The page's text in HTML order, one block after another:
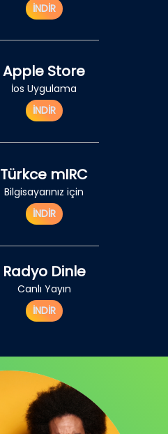
İNDİR
Apple Store
İos Uygulama
İNDİR
Türkce mIRC
Bilgisayarınız için
İNDİR
Radyo Dinle
Canlı Yayın
İNDİR